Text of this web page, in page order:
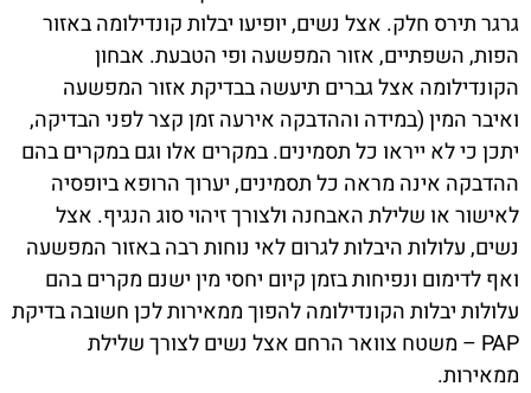
גרגר תירס חלק. אצל נשים, יופיעו יבלות קונדילומה באזור
הפות, השפתיים, אזור המפשעה ופי הטבעת. אבחון
הקונדילומה אצל גברים תיעשה בבדיקת אזור המפשעה
ואיבר המין (במידה וההדבקה אירעה זמן קצר לפני הבדיקה,
יתכן כי לא ייראו כל תסמינים. במקרים אלו וגם במקרים בהם
ההדבקה אינה מראה כל תסמינים, יערוך הרופא ביופסיה
לאישור או שלילת האבחנה ולצורך זיהוי סוג הנגיף. אצל
נשים, עלולות היבלות לגרום לאי נוחות רבה באזור המפשעה
ואף לדימום ונפיחות בזמן קיום יחסי מין ישנם מקרים בהם
עלולות יבלות הקונדילומה להפוך ממאירות לכן חשובה בדיקת
PAP – משטח צוואר הרחם אצל נשים לצורך שלילת
ממאירות.